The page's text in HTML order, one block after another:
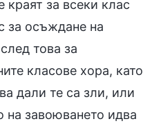
за всеки клас
за осъждане на
това за
класове хора, като
дали те са зли, или
на завоюването идва